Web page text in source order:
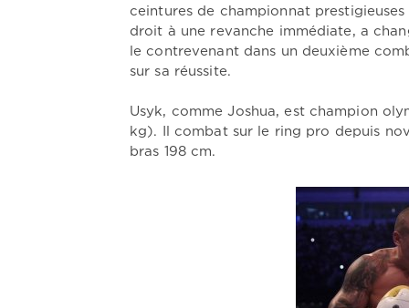
ceintures de championnat
droit à une revanche immédiate, a
le contrevenant dans un deuxième
sur sa réussite.
Usyk, comme Joshua, est champion
kg). Il combat sur le ring pro depuis
bras 198 cm.